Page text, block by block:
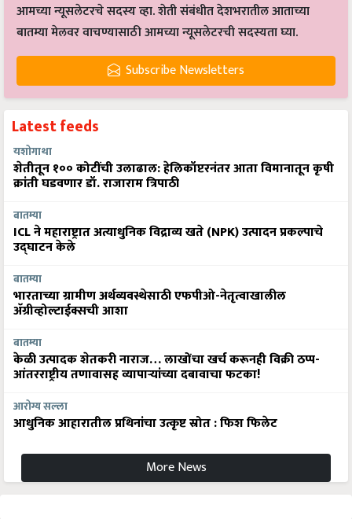
आमच्या न्यूसलेटरचे सदस्य व्हा. शेती संबंधीत देशभरातील आताच्या
बातम्या मेलवर वाचण्यासाठी आमच्या न्यूसलेटरची सदस्यता घ्या.
Subscribe Newsletters
Latest feeds
यशोगाथा
शेतीतून १०० कोटींची उलाढाल: हेलिकॉप्टरनंतर आता विमानातून कृषी
क्रांती घडवणार डॉ. राजाराम त्रिपाठी
बातम्या
ICL ने महाराष्ट्रात अत्याधुनिक विद्राव्य खते (NPK) उत्पादन प्रकल्पाचे
उद्घाटन केले
बातम्या
भारताच्या ग्रामीण अर्थव्यवस्थेसाठी एफपीओ-नेतृत्वाखालील
अ‍ॅग्रीव्होल्टाईक्सची आशा
बातम्या
केळी उत्पादक शेतकरी नाराज… लाखोंचा खर्च करूनही विक्री ठप्प-
आंतरराष्ट्रीय तणावासह व्यापाऱ्यांच्या दबावाचा फटका!
आरोग्य सल्ला
आधुनिक आहारातील प्रथिनांचा उत्कृष्ट स्रोत : फिश फिलेट
More News